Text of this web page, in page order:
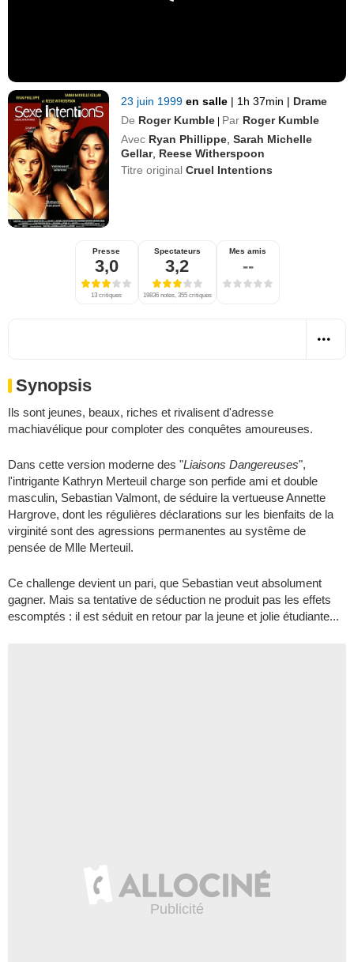
23 juin 1999en salle | 1h 37min | Drame
De Roger Kumble | Par Roger Kumble
Avec Ryan Phillippe ,Sarah Michelle
Gellar, Reese Witherspoon
Titre originalCruel Intentions
Presse
3,0
13 critiques
Spectateurs
3,2
19836 notes, 355 critiques
Mes amis
--
Synopsis
Ils sont jeunes, beaux, riches et rivalisent d'adresse
machiavélique pour comploter des conquêtes amoureuses.
Dans cette version moderne des "Liaisons Dangereuses",
l'intrigante Kathryn Merteuil charge son perfide ami et double
masculin, Sebastian Valmont, de séduire la vertueuse Annette
Hargrove, dont les régulières déclarations sur les bienfaits de la
virginité sont des agressions permanentes au systême de
pensée de Mlle Merteuil.
Ce challenge devient un pari, que Sebastian veut absolument
gagner. Mais sa tentative de séduction ne produit pas les effets
escomptés : il est séduit en retour par la jeune et jolie étudiante...